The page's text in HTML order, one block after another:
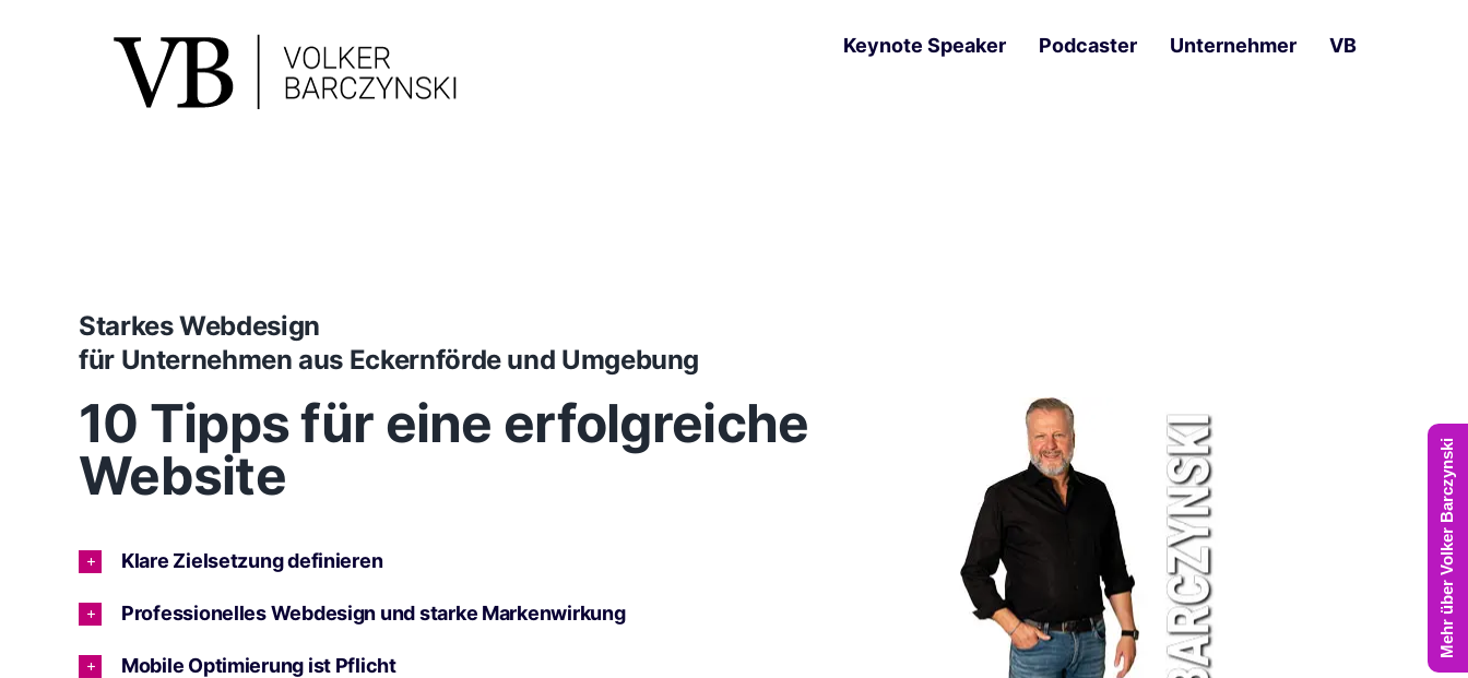
Keynote Speaker Podcaster Unternehmer VB
Starkes Webdesign
für Unternehmen aus Eckernförde und Umgebung
10 Tipps für eine erfolgreiche
Website
Klare Zielsetzung definieren
Professionelles Webdesign und starke Markenwirkung
Mobile Optimierung ist Pflicht
Mehr über Volker Barczynski